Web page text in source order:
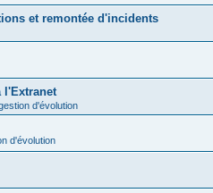
et remontée d'incidents
l'Extranet
d'évolution
d'évolution